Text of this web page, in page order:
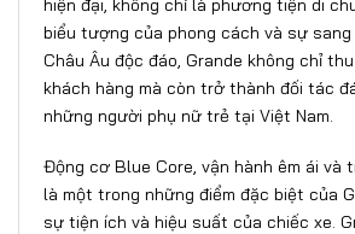
hiện đại, không chỉ là phương tiện di
biểu tượng của phong cách và sự
Châu Âu độc đáo, Grande không chỉ
khách hàng mà còn trở thành đối tác
những người phụ nữ trẻ tại Việt Nam.
Động cơ Blue Core, vận hành êm ái và
là một trong những điểm đặc biệt của
sự tiện ích và hiệu suất của chiếc xe.